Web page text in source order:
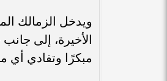
ويدخل الزمالك
الأخيرة، إلى
مبكرًا وتفادي أي